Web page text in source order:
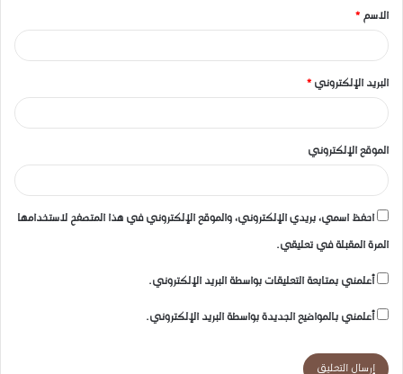
*
الاسم *
البريد الإلكتروني *
الموقع الإلكتروني
احفظ اسمي، بريدي الإلكتروني، والموقع الإلكتروني في هذا المتصفح لاستخدامها
المرة المقبلة في تعليقي.
أعلمني بمتابعة التعليقات بواسطة البريد الإلكتروني.
أعلمني بالمواضيع الجديدة بواسطة البريد الإلكتروني.